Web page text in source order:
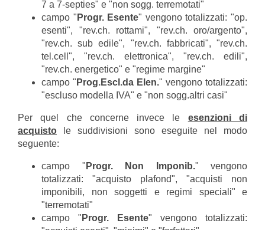
7 a 7-septies" e "non sogg. terremotati"
campo " Progr. Esente" vengono totalizzati: "op.
esenti", "rev.ch. rottami", "rev.ch. oro/argento",
"rev.ch. sub edile", "rev.ch. fabbricati", "rev.ch.
tel.cell", "rev.ch. elettronica", "rev.ch. edili",
"rev.ch. energetico" e "regime margine"
campo " Prog.Escl.da Elen." vengono totalizzati:
"escluso modella IVA" e "non sogg.altri casi"
Per quel che concerne invece le esenzioni di
acquisto le suddivisioni sono eseguite nel modo
seguente:
campo " Progr. Non Imponib." vengono
totalizzati: "acquisto plafond", "acquisti non
imponibili, non soggetti e regimi speciali" e
"terremotati"
campo " Progr. Esente" vengono totalizzati: